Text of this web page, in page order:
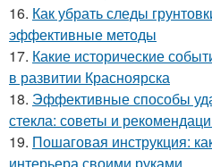
16. Как убрать следы
эффективные методы
17. Какие исторические
в развитии Красноярска
18. Эффективные способы
стекла: советы и
19. Пошаговая инструкция: